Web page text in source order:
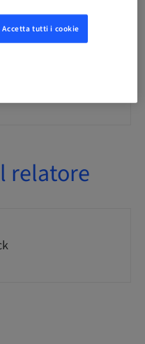
relatore
Accetta tutti i cookie